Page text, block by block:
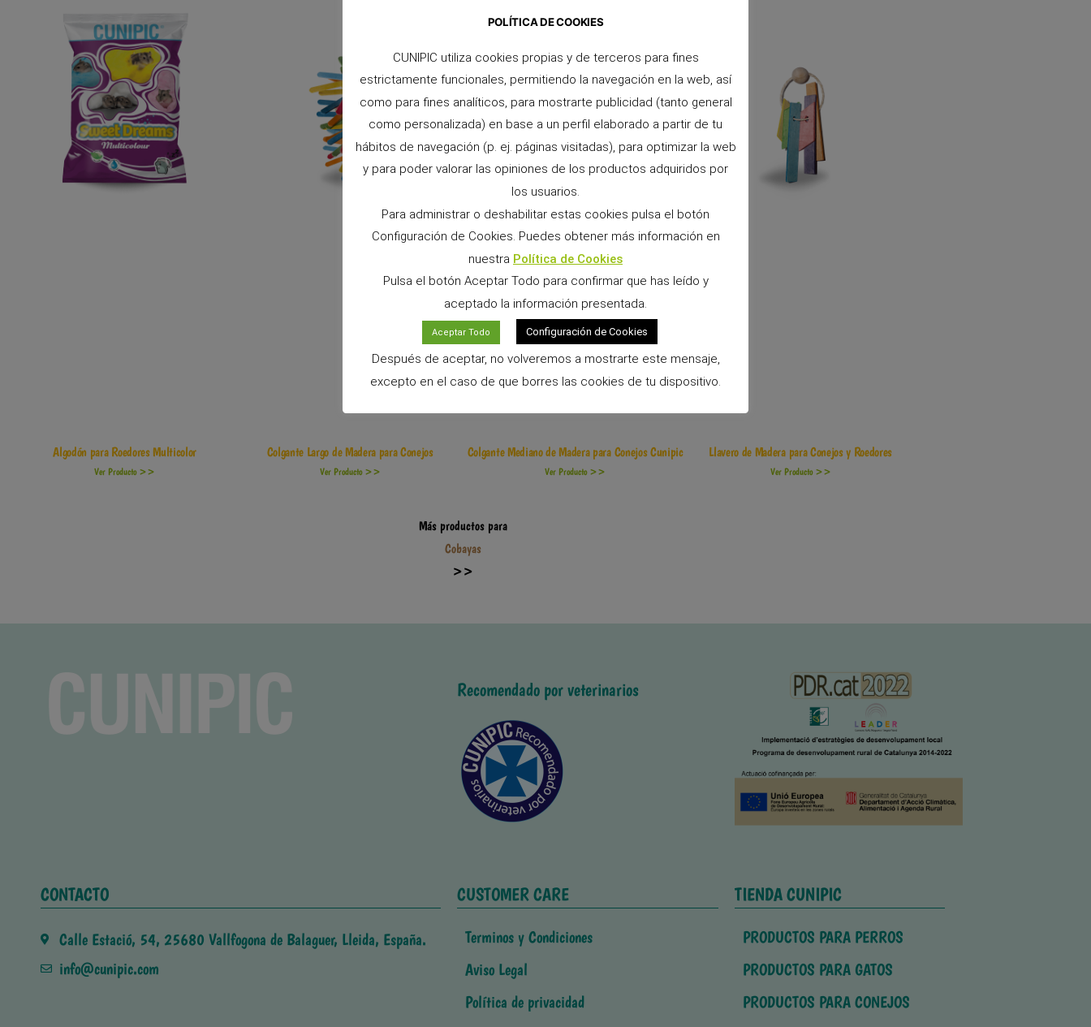
Algodón para Roedores Multicolor
Ver Producto >>
Colgante Largo de Madera para Conejos
Ver Producto >>
Colgante Mediano de Madera para Conejos Cunipic
Ver Producto >>
Llavero de Madera para Conejos y Roedores
Ver Producto >>
Más productos para
Cobayas
>>
Recomendado por veterinarios
CONTACTO
Calle Estació, 54, 25680 Vallfogona de Balaguer, Lleida, España.
info@cunipic.com
CUSTOMER CARE
Terminos y Condiciones
Aviso Legal
Política de privacidad
TIENDA CUNIPIC
PRODUCTOS PARA PERROS
PRODUCTOS PARA GATOS
PRODUCTOS PARA CONEJOS
POLÍTICA DE COOKIES
CUNIPIC utiliza cookies propias y de terceros para fines
estrictamente funcionales, permitiendo la navegación en la web, así
como para fines analíticos, para mostrarte publicidad (tanto general
como personalizada) en base a un perfil elaborado a partir de tu
hábitos de navegación (p. ej. páginas visitadas), para optimizar la web
y para poder valorar las opiniones de los productos adquiridos por
los usuarios.
Para administrar o deshabilitar estas cookies pulsa el botón
Configuración de Cookies. Puedes obtener más información en
nuestra Política de Cookies
Pulsa el botón Aceptar Todo para confirmar que has leído y
aceptado la información presentada.
Aceptar Todo Configuración de Cookies
Después de aceptar, no volveremos a mostrarte este mensaje,
excepto en el caso de que borres las cookies de tu dispositivo.